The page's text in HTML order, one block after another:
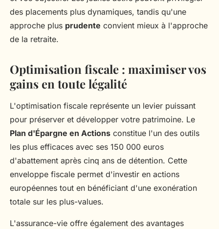
des placements plus dynamiques, tandis qu'une
approche plus prudente convient mieux à l'approche
de la retraite.
Optimisation fiscale : maximiser vos
gains en toute légalité
L'optimisation fiscale représente un levier puissant
pour préserver et développer votre patrimoine. Le
Plan d'Épargne en Actions constitue l'un des outils
les plus efficaces avec ses 150 000 euros
d'abattement après cinq ans de détention. Cette
enveloppe fiscale permet d'investir en actions
européennes tout en bénéficiant d'une exonération
totale sur les plus-values.
L'assurance-vie offre également des avantages